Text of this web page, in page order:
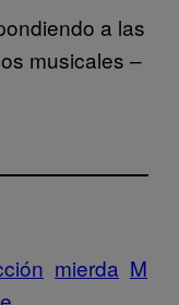
a las
musicales –
mierda M